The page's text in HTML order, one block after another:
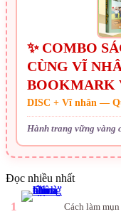
✨ COMBO
CÙNG VĨ
BOOKMARK
DISC + Vĩ nhân —
Hành trang vững vàng
Đọc nhiều nhất
1 Cách làm